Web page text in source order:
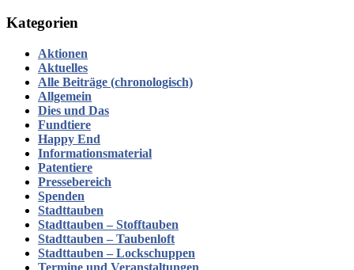
Kategorien
Aktionen
Aktuelles
Alle Beiträge (chronologisch)
Allgemein
Dies und Das
Fundtiere
Happy End
Informationsmaterial
Patentiere
Pressebereich
Spenden
Stadttauben
Stadttauben – Stofftauben
Stadttauben – Taubenloft
Stadttauben – Lockschuppen
Termine und Veranstaltungen